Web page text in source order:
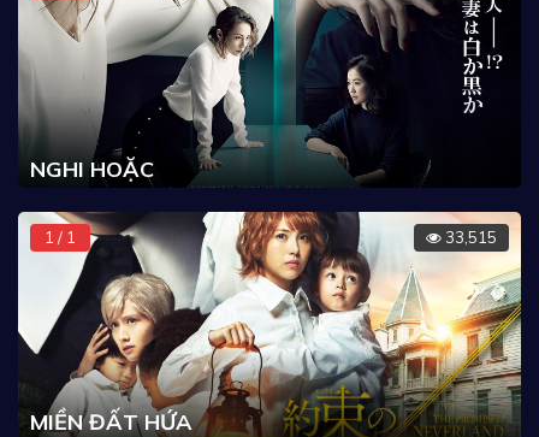
NGHI HOẶC
1 / 1 33,515
MIỀN ĐẤT HỨA